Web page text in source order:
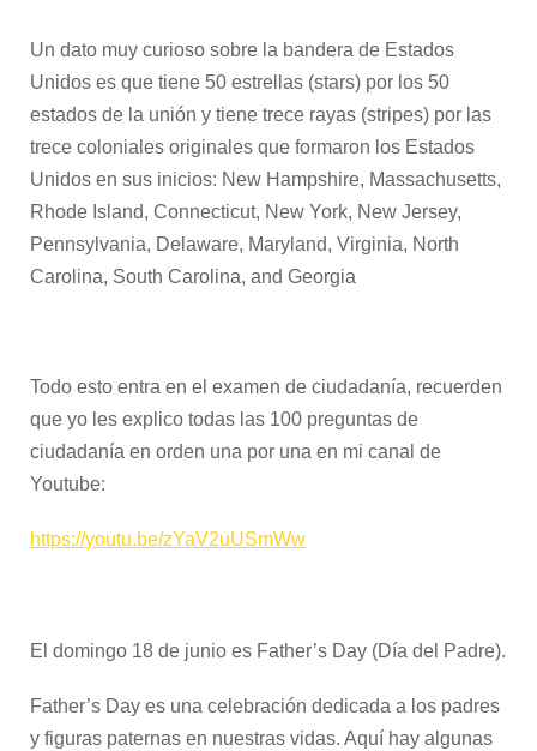
Un dato muy curioso sobre la bandera de Estados
Unidos es que tiene 50 estrellas (stars) por los 50
estados de la unión y tiene trece rayas (stripes) por las
trece coloniales originales que formaron los Estados
Unidos en sus inicios: New Hampshire, Massachusetts,
Rhode Island, Connecticut, New York, New Jersey,
Pennsylvania, Delaware, Maryland, Virginia, North
Carolina, South Carolina, and Georgia
Todo esto entra en el examen de ciudadanía, recuerden
que yo les explico todas las 100 preguntas de
ciudadanía en orden una por una en mi canal de
Youtube:
https://youtu.be/zYaV2uUSmWw
El domingo 18 de junio es Father’s Day (Día del Padre).
Father’s Day es una celebración dedicada a los padres
y figuras paternas en nuestras vidas. Aquí hay algunas